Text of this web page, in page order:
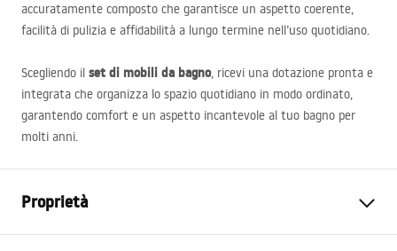
accuratamente composto che garantisce un aspetto coerente,
facilità di pulizia e affidabilità a lungo termine nell’uso quotidiano.
Scegliendo il set di mobili da bagno, ricevi una dotazione pronta e
integrata che organizza lo spazio quotidiano in modo ordinato,
garantendo comfort e un aspetto incantevole al tuo bagno per
molti anni.
Proprietà